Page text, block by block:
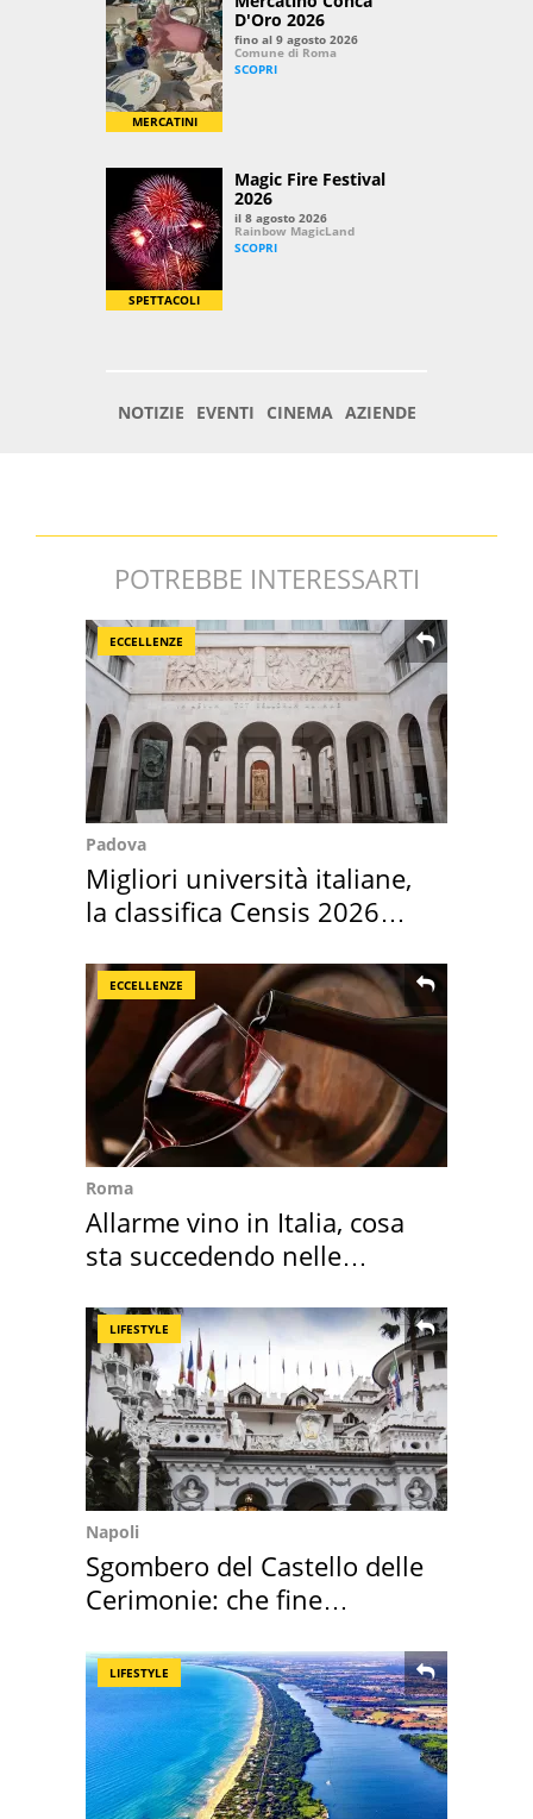
POTREBBE INTERESSARTI
ECCELLENZE
Padova
Migliori università italiane,
la classifica Censis 2026
ECCELLENZE
Roma
Allarme vino in Italia, cosa
sta succedendo nelle
LIFESTYLE
Napoli
Sgombero del Castello delle
Cerimonie: che fine
LIFESTYLE